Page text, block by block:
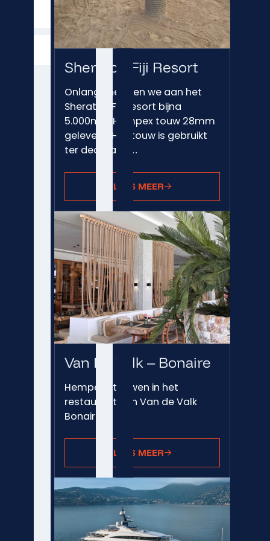
STAALDRAAD TOUW
HARDWARE
Sheraton Fiji Resort
Onlangs hebben we aan het
Sheraton Fiji Resort bijna
5.000mtr. Hempex touw 28mm
geleverd. Het touw is gebruikt
ter decoratie…
LEES MEER
Van De Valk – Bonaire
Hempex® touwen in het
restaurant van Van de Valk
Bonaire
LEES MEER